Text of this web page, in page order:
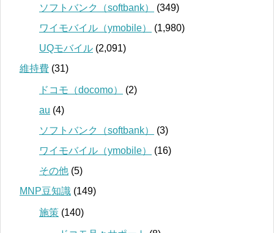
ソフトバンク（softbank）
(349)
ワイモバイル（ymobile）
(1,980)
UQモバイル (2,091)
維持費 (31)
ドコモ（docomo）
(2)
au (4)
ソフトバンク（softbank）
(3)
ワイモバイル（ymobile）
(16)
その他 (5)
MNP豆知識 (149)
施策 (140)